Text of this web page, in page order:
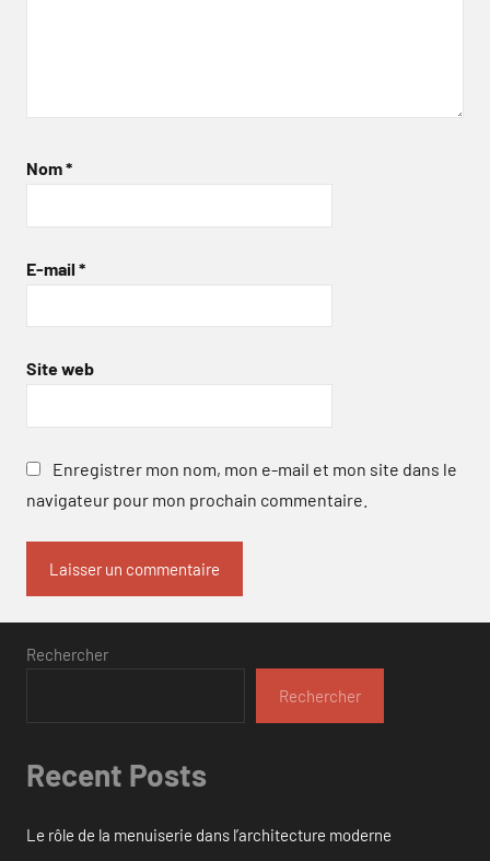
Nom*
E-mail *
Site web
Enregistrer mon nom, mon e-mail et mon site dans le
navigateur pour mon prochain commentaire.
Rechercher
Rechercher
Recent Posts
Le rôle de la menuiserie dans l’architecture moderne